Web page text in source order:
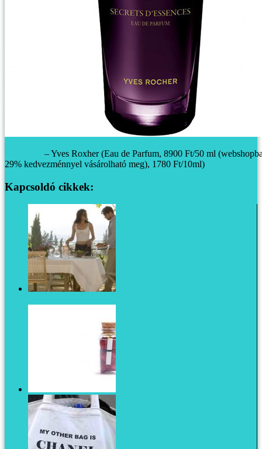
– Yves Roxher (Eau de Parfum, 8900 Ft/50 ml
29% kedvezménnyel vásárolható meg), 1780 Ft/10ml)
Kapcsoldó cikkek: